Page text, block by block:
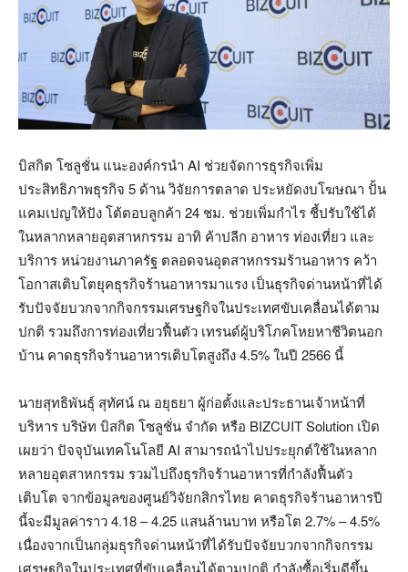
บิสกิต โซลูชั่น แนะองค์กรนำ AI ช่วยจัดการธุรกิจเพิ่ม
ประสิทธิภาพธุรกิจ 5 ด้าน วิจัยการตลาด ประหยัดงบโฆษณา ปั้น
แคมเปญให้ปัง โต้ตอบลูกค้า 24 ชม. ช่วยเพิ่มกำไร ชี้ปรับใช้ได้
ในหลากหลายอุตสาหกรรม อาทิ ค้าปลีก อาหาร ท่องเที่ยว และ
บริการ หน่วยงานภาครัฐ ตลอดจนอุตสาหกรรมร้านอาหาร คว้า
โอกาสเติบโตยุคธุรกิจร้านอาหารมาแรง เป็นธุรกิจด่านหน้าที่ได้
รับปัจจัยบวกจากกิจกรรมเศรษฐกิจในประเทศขับเคลื่อนได้ตาม
ปกติ รวมถึงการท่องเที่ยวฟื้นตัว เทรนด์ผู้บริโภคโหยหาชีวิตนอก
บ้าน คาดธุรกิจร้านอาหารเติบโตสูงถึง 4.5% ในปี 2566 นี้
นายสุทธิพันธุ์ สุทัศน์ ณ อยุธยา ผู้ก่อตั้งและประธานเจ้าหน้าที่
บริหาร บริษัท บิสกิต โซลูชั่น จำกัด หรือ BIZCUIT Solution เปิด
เผยว่า ปัจจุบันเทคโนโลยี AI สามารถนำไปประยุกต์ใช้ในหลาก
หลายอุตสาหกรรม รวมไปถึงธุรกิจร้านอาหารที่กำลังฟื้นตัว
เติบโต จากข้อมูลของศูนย์วิจัยกสิกรไทย คาดธุรกิจร้านอาหารปี
นี้จะมีมูลค่าราว 4.18 – 4.25 แสนล้านบาท หรือโต 2.7% – 4.5%
เนื่องจากเป็นกลุ่มธุรกิจด่านหน้าที่ได้รับปัจจัยบวกจากกิจกรรม
เศรษฐกิจในประเทศที่ขับเคลื่อนได้ตามปกติ กำลังซื้อเริ่มดีขึ้น